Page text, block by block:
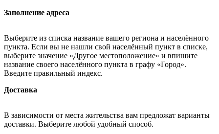
Заполнение адреса
Выберите из списка название вашего региона и населённого
пункта. Если вы не нашли свой населённый пункт в списке,
выберите значение «Другое местоположение» и впишите
название своего населённого пункта в графу «Город».
Введите правильный индекс.
Доставка
В зависимости от места жительства вам предложат варианты
доставки. Выберите любой удобный способ.